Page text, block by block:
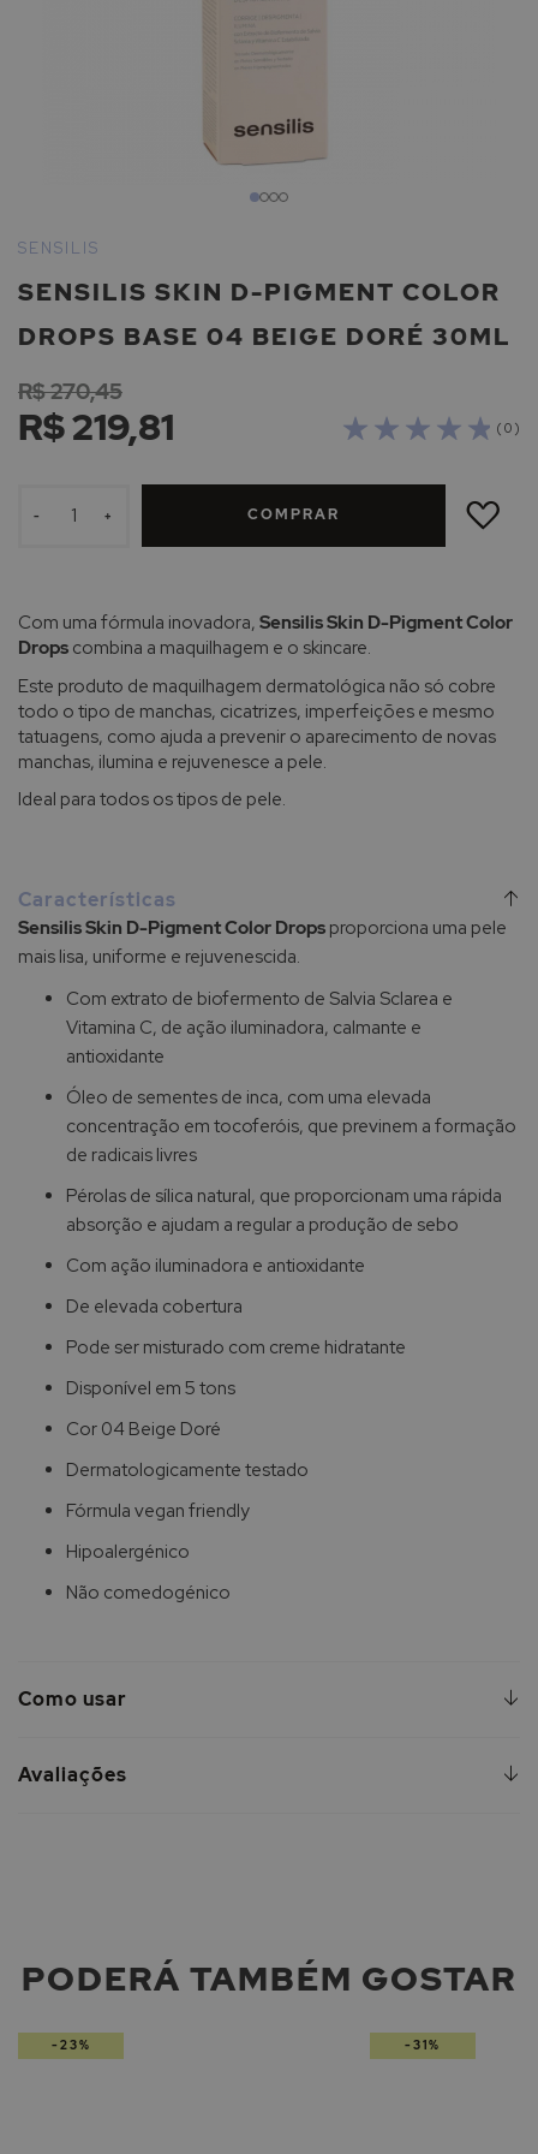
para
início
Galeria
imagens
SENSILIS SKIN D-PIGMENT COLOR
DROPS BASE 04 BEIGE DORÉ 30ML
SENSILIS
( 0 )
R$ 219,81
R$ 270,45
- + COMPRAR
ADICIONAR
LISTA
Com uma fórmula inovadora, Sensilis Skin D-Pigment Color
Drops combina a maquilhagem e o skincare.
Este produto de maquilhagem dermatológica não só cobre
todo o tipo de manchas, cicatrizes, imperfeições e mesmo
tatuagens, como ajuda a prevenir o aparecimento de novas
manchas, ilumina e rejuvenesce a pele.
Ideal para todos os tipos de pele.
Características
Sensilis Skin D-Pigment Color Drops proporciona uma pele
mais lisa, uniforme e rejuvenescida.
Com extrato de biofermento de Salvia Sclarea e
Vitamina C, de ação iluminadora, calmante e
antioxidante
Óleo de sementes de inca, com uma elevada
concentração em tocoferóis, que previnem a formação
de radicais livres
Pérolas de sílica natural, que proporcionam uma rápida
absorção e ajudam a regular a produção de sebo
Com ação iluminadora e antioxidante
De elevada cobertura
Pode ser misturado com creme hidratante
Disponível em 5 tons
Cor 04 Beige Doré
Dermatologicamente testado
Fórmula vegan friendly
Hipoalergénico
Não comedogénico
Como usar
Avaliações
PODERÁ TAMBÉM GOSTAR
-23% -31%